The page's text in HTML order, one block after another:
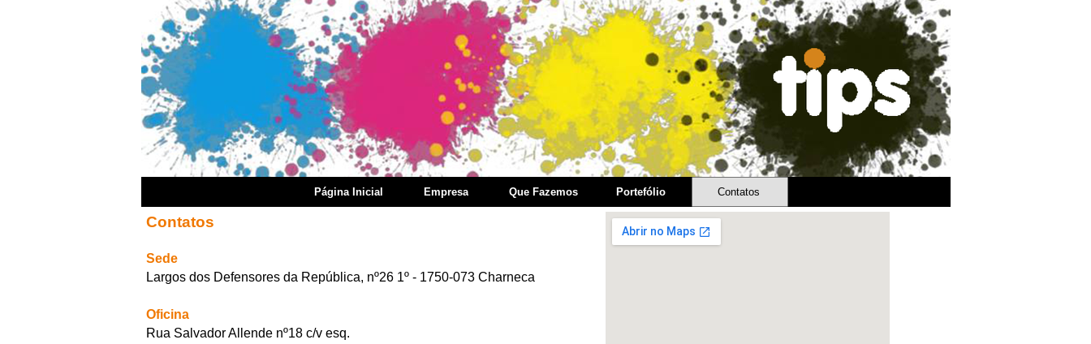
Página Inicial Empresa Que Fazemos Portefólio Contatos
Contatos
Sede
Largos dos Defensores da República, nº26 1º - 1750-073 Charneca
Oficina
Rua Salvador Allende nº18 c/v esq.